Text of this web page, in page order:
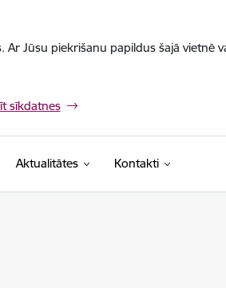
Jūsu piekrišanu papildus šajā
sīkdatnes
Aktualitātes Kontakti